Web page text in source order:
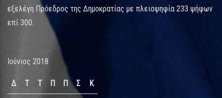
εξελέγη Πρόεδρος της Δημοκρατίας με πλειοψηφία 233 ψήφων
επί 300.
Ιούνιος 2018
Δ Τ Τ Π Π Σ Κ